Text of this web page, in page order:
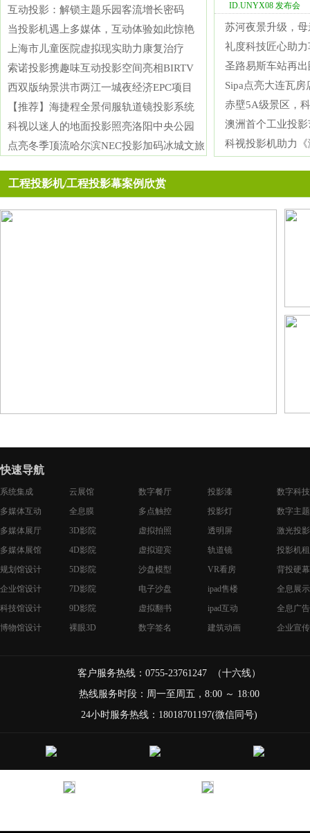
互动投影：解锁主题乐园客流增长密码
当投影机遇上多媒体，互动体验如此惊艳
上海市儿童医院虚拟现实助力康复治疗
索诺投影携趣味互动投影空间亮相BIRTV
西双版纳景洪市两江一城夜经济EPC项目
【推荐】海捷程全景伺服轨道镜投影系统
科视以迷人的地面投影照亮洛阳中央公园
点亮冬季顶流哈尔滨NEC投影加码冰城文旅
ID.UNYX08 发布会
苏河夜景升级，
礼度科技匠心助
圣路易斯车站再
Sipa点亮大连瓦
赤壁5A级景区，
澳洲首个工业投
科视投影机助力
工程投影机/工程投影幕案例欣赏
光
索
山
流
某
快速导航
系统集成 云展馆 数字餐厅 投影漆
数字科
多媒体互动
全息膜 多点触控 投影灯
数字主
多媒体展厅
3D影院 虚拟拍照 透明屏
激光投
多媒体展馆
4D影院 虚拟迎宾 轨道镜
投影机
规划馆设计
5D影院 沙盘模型 VR看房
背投硬幕
企业馆设计
7D影院 电子沙盘 ipad售楼
全息展
科技馆设计
9D影院 虚拟翻书 ipad互动
全息广
博物馆设计
裸眼3D 数字签名 建筑动画 企业宣
客户服务热线：0755-23761247 （十六线）
热线服务时段：周一至周五，8:00 ～ 18:00
24小时服务热线：18018701197(微信同号)